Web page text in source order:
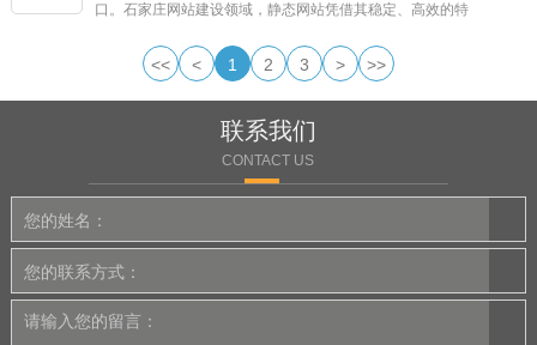
口。石家庄网站建设领域，静态网站凭借其稳定、高效的特
杂数据库支持，通过预生成的HTML...
<< < 1 2 3 > >>
联系我们
CONTACT US